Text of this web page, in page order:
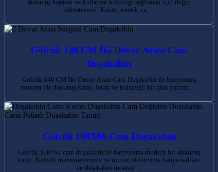
dokunuş katmak ve kullanım kolaylığı sağlamak için doğru
adrestesiniz. Kalite, estetik ve…
Gölcük 140 CM İki Duvar Arası Cam
Duşakabin
Gölcük 140 CM İki Duvar Arası Cam Duşakabin ile banyonuza
modern bir dokunuş katın, ferah ve kullanışlı bir alan yaratın.…
Gölcük 100X60 Cam Duşakabin
Gölcük 100×60 cam duşakabin ile banyonuza modern bir dokunuş
katın. Kaliteli malzemelerimiz ve uzman ekibimizle banyo tadilatı
ve duşakabin montajı…